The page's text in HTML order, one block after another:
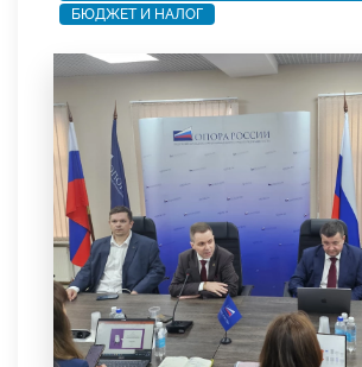
БЮДЖЕТ И НАЛОГ